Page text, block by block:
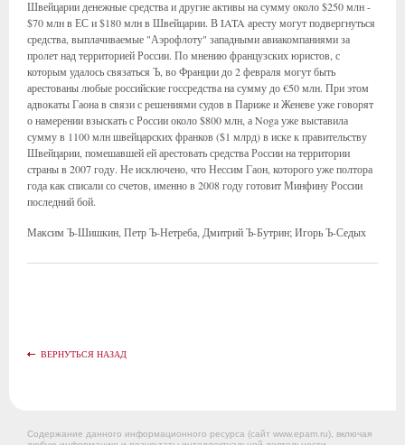
Швейцарии денежные средства и другие активы на сумму около $250 млн -
$70 млн в ЕС и $180 млн в Швейцарии. В IATA аресту могут подвергнуться
средства, выплачиваемые "Аэрофлоту" западными авиакомпаниями за
пролет над территорией России. По мнению французских юристов, с
которым удалось связаться Ъ, во Франции до 2 февраля могут быть
арестованы любые российские госсредства на сумму до €50 млн. При этом
адвокаты Гаона в связи с решениями судов в Париже и Женеве уже говорят
о намерении взыскать с России около $800 млн, а Noga уже выставила
сумму в 1100 млн швейцарских франков ($1 млрд) в иске к правительству
Швейцарии, помешавшей ей арестовать средства России на территории
страны в 2007 году. Не исключено, что Нессим Гаон, которого уже полтора
года как списали со счетов, именно в 2008 году готовит Минфину России
последний бой.
Максим Ъ-Шишкин, Петр Ъ-Нетреба, Дмитрий Ъ-Бутрин; Игорь Ъ-Седых
ВЕРНУТЬСЯ НАЗАД
Содержание данного информационного ресурса (сайт www.epam.ru), включая